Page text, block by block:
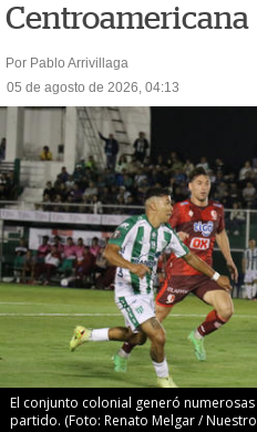
Centroamericana
Por Pablo Arrivillaga
05 de agosto de 2026, 04:13
El conjunto colonial generó
partido. (Foto: Renato Melgar /